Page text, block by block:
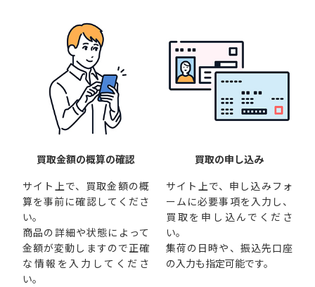
買取金額の概算の確認
サイト上で、買取金額の概
算を事前に確認してくださ
い。
商品の詳細や状態によって
金額が変動しますので正確
な情報を入力してくださ
い。
買取の申し込み
サイト上で、申し込みフォ
ームに必要事項を入力し、
買取を申し込んでくださ
い。
集荷の日時や、振込先口座
の入力も指定可能です。